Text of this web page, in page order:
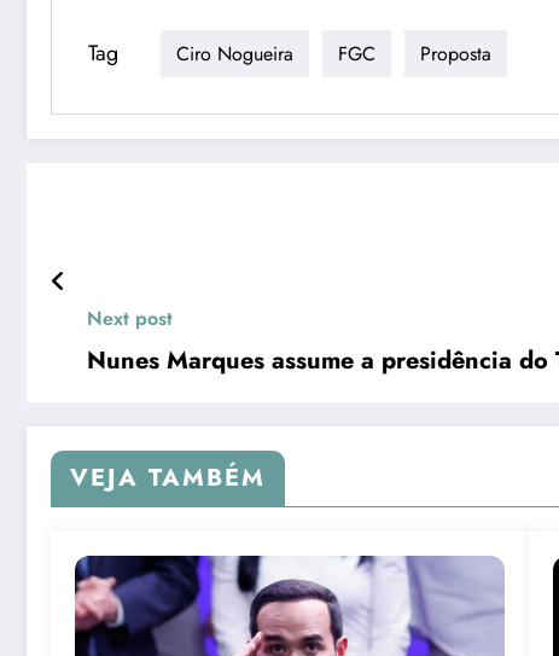
Tag Ciro Nogueira FGC Proposta
Next post
Nunes Marques assume a presidência do
VEJA TAMBÉM